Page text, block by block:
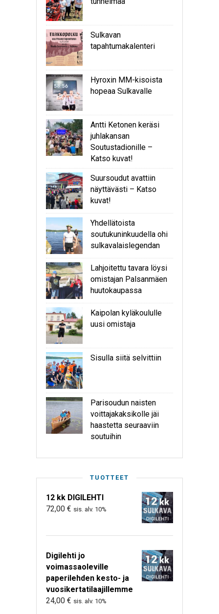
Sulkavan
tapahtumakalenteri
Hyroxin MM-kisoista
hopeaa Sulkavalle
Antti Ketonen keräsi
juhlakansan
Soutustadionille –
Katso kuvat!
Suursoudut avattiin
näyttävästi – Katso
kuvat!
Yhdellätoista
soutukuninkuudella ohi
sulkavalaislegendan
Lahjoitettu tavara löysi
omistajan Palsanmäen
huutokaupassa
Kaipolan kyläkoululle
uusi omistaja
Sisulla siitä selvittiin
Parisoudun naisten
voittajakaksikolle jäi
haastetta seuraaviin
soutuihin
TUOTTEET
12 kk DIGILEHTI
72,00 € sis. alv. 10%
Digilehti jo
voimassaoleville
paperilehden kesto- ja
vuosikertatilaajillemme
24,00 € sis. alv. 10%